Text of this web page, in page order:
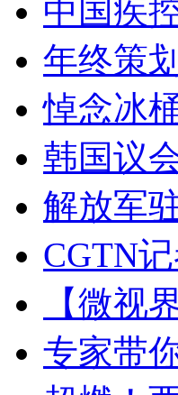
中国疾
年终策
悼念冰
韩国议
解放军
CGTN
【微视
专家带